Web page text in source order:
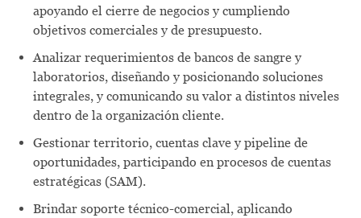
apoyando el cierre de negocios y cumpliendo
objetivos comerciales y de presupuesto.
Analizar requerimientos de bancos de sangre y
laboratorios, diseñando y posicionando soluciones
integrales, y comunicando su valor a distintos niveles
dentro de la organización cliente.
Gestionar territorio, cuentas clave y pipeline de
oportunidades, participando en procesos de cuentas
estratégicas (SAM).
Brindar soporte técnico-comercial, aplicando